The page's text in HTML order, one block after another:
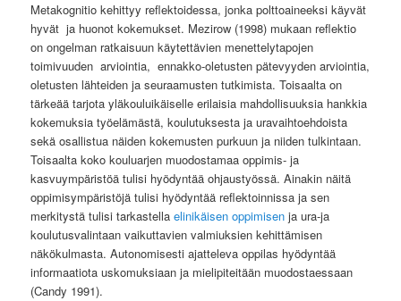
Metakognitio kehittyy reflektoidessa, jonka polttoaineeksi käyvät
hyvät ja huonot kokemukset. Mezirow (1998) mukaan reflektio
on ongelman ratkaisuun käytettävien menettelytapojen
toimivuuden arviointia, ennakko-oletusten pätevyyden arviointia,
oletusten lähteiden ja seuraamusten tutkimista. Toisaalta on
tärkeää tarjota yläkouluikäiselle erilaisia mahdollisuuksia hankkia
kokemuksia työelämästä, koulutuksesta ja uravaihtoehdoista
sekä osallistua näiden kokemusten purkuun ja niiden tulkintaan.
Toisaalta koko kouluarjen muodostamaa oppimis- ja
kasvuympäristöä tulisi hyödyntää ohjaustyössä. Ainakin näitä
oppimisympäristöjä tulisi hyödyntää reflektoinnissa ja sen
merkitystä tulisi tarkastella elinikäisen oppimisen ja ura-ja
koulutusvalintaan vaikuttavien valmiuksien kehittämisen
näkökulmasta. Autonomisesti ajatteleva oppilas hyödyntää
informaatiota uskomuksiaan ja mielipiteitään muodostaessaan
(Candy 1991).